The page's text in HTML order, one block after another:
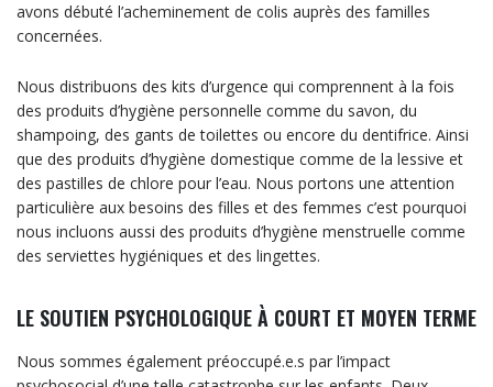
avons débuté l’acheminement de colis auprès des familles
concernées.
Nous distribuons des kits d’urgence qui comprennent à la fois
des produits d’hygiène personnelle comme du savon, du
shampoing, des gants de toilettes ou encore du dentifrice. Ainsi
que des produits d’hygiène domestique comme de la lessive et
des pastilles de chlore pour l’eau. Nous portons une attention
particulière aux besoins des filles et des femmes c’est pourquoi
nous incluons aussi des produits d’hygiène menstruelle comme
des serviettes hygiéniques et des lingettes.
LE SOUTIEN PSYCHOLOGIQUE À COURT ET MOYEN TERME
Nous sommes également préoccupé.e.s par l’impact